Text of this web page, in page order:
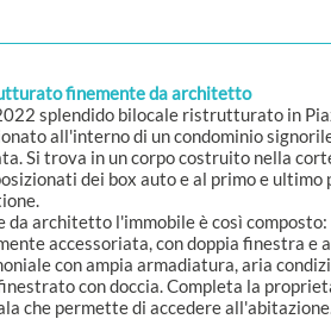
finemente da architetto
splendido bilocale ristrutturato in
all'interno di un condominio
Si trova in un corpo costruito nella
dei box auto e al primo e ultimo
architetto l'immobile è così composto:
accessoriata, con doppia finestra e
con ampia armadiatura, aria
con doccia. Completa la
che permette di accedere